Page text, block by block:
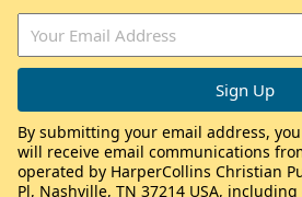
By submitting your email address,
will receive email communications
operated by HarperCollins Christian
Pl, Nashville, TN 37214 USA,